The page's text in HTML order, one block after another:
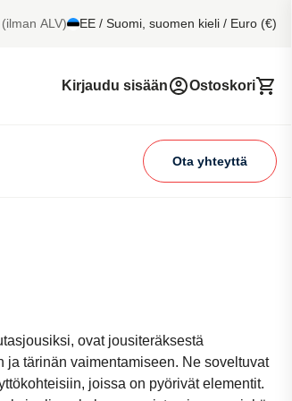
ALV) EE / Suomi, suomen kieli / Euro (€)
Kirjaudu sisään
Ostoskori
Ota yhteyttä
ovat jousiteräksestä
tärinän vaimentamiseen. Ne soveltuvat
joissa on pyörivät elementit.